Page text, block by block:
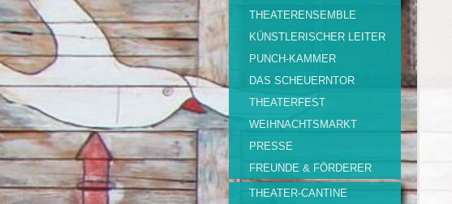
THEATERENSEMBLE
KÜNSTLERISCHER LEITER
PUNCH-KAMMER
DAS SCHEUERNTOR
THEATERFEST
WEIHNACHTSMARKT
PRESSE
FREUNDE & FÖRDERER
THEATER-CANTINE